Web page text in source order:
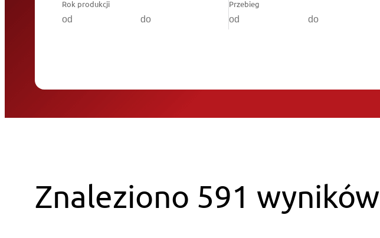
Rok produkcji Przebieg
Znaleziono 591 wyników